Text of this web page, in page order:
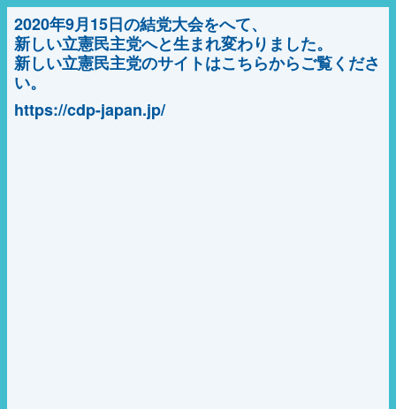
2020年9月15日の結党大会をへて、
新しい立憲民主党へと生まれ変わりました。
新しい立憲民主党のサイトはこちらからご覧くださ
い。
https://cdp-japan.jp/